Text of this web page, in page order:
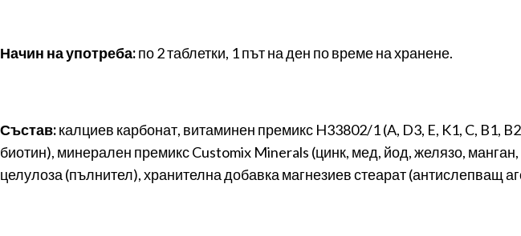
Начин на употреба:по 2 таблетки, 1 път на ден по време на хранене.
Състав:калциев карбонат, витаминен премикс H33802/1 (A, D3, E, K1, C, B1,
биотин), минерален премикс Customix Minerals (цинк, мед, йод, желязо,
целулоза (пълнител), хранителна добавка магнезиев стеарат (антислепващ